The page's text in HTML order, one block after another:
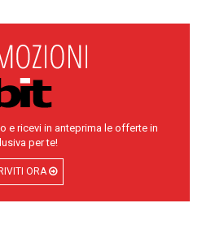
e ricevi in anteprima le offerte in
per te!
ORA